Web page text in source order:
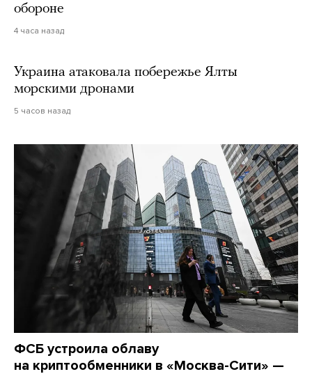
обороне
4 часа назад
Украина атаковала побережье Ялты
морскими дронами
5 часов назад
ФСБ устроила облаву
на криптообменники в «Москва-Сити» —